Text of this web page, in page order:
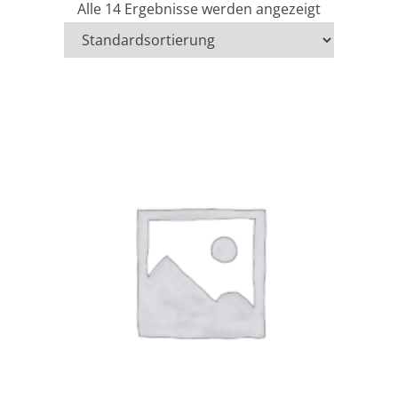
Alle 14 Ergebnisse werden angezeigt